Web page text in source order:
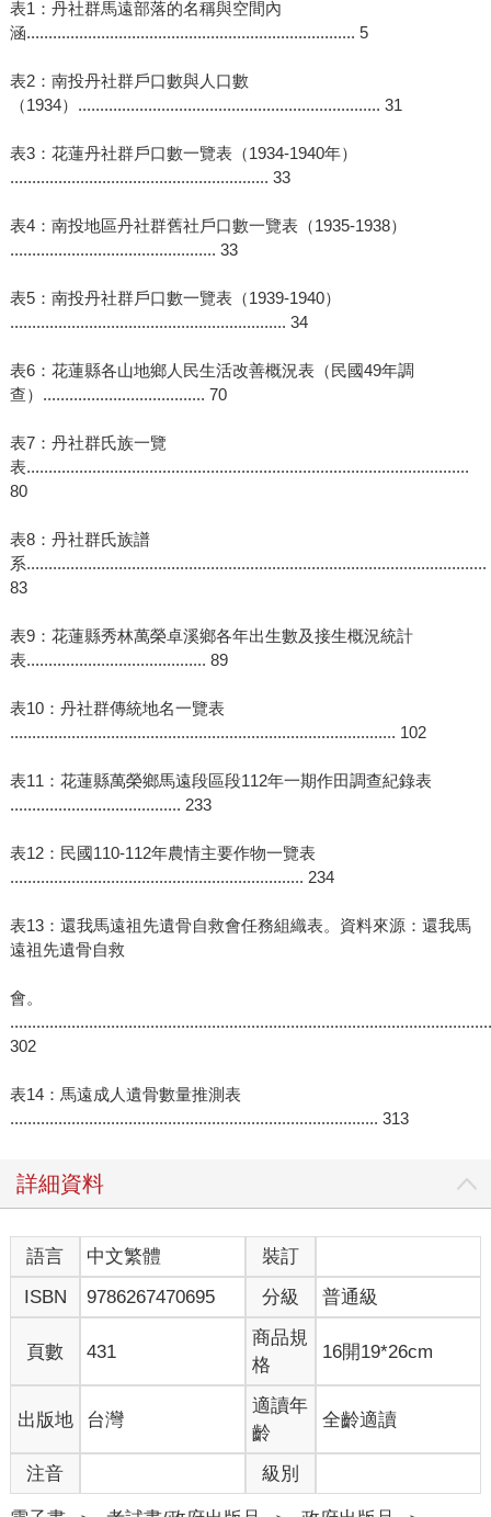
表1：丹社群馬遠部落的名稱與空間內
涵........................................................................... 5
表2：南投丹社群戶口數與人口數
（1934）..................................................................... 31
表3：花蓮丹社群戶口數一覽表（1934-1940年）
........................................................... 33
表4：南投地區丹社群舊社戶口數一覽表（1935-1938）
............................................... 33
表5：南投丹社群戶口數一覽表（1939-1940）
............................................................... 34
表6：花蓮縣各山地鄉人民生活改善概況表（民國49年調
查）..................................... 70
表7：丹社群氏族一覽
表.....................................................................................................
80
表8：丹社群氏族譜
系.........................................................................................................
83
表9：花蓮縣秀林萬榮卓溪鄉各年出生數及接生概況統計
表......................................... 89
表10：丹社群傳統地名一覽表
........................................................................................ 102
表11：花蓮縣萬榮鄉馬遠段區段112年一期作田調查紀錄表
....................................... 233
表12：民國110-112年農情主要作物一覽表
................................................................... 234
表13：還我馬遠祖先遺骨自救會任務組織表。資料來源：還我馬
遠祖先遺骨自救
會。
302
表14：馬遠成人遺骨數量推測表
.................................................................................... 313
詳細資料
語言 中文繁體
裝訂
ISBN
9786267470695 分級 普通級
頁數 431
商品規
格
16開19*26cm
出版地 台灣
適讀年
齡
全齡適讀
注音 級別